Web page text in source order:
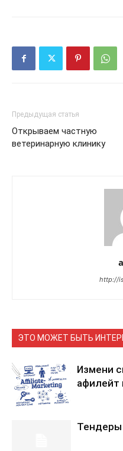
Предыдущая статья
Открываем частную
ветеринарную клинику
http://
ЭТО МОЖЕТ БЫТЬ
Измени
афилейт
Тендеры